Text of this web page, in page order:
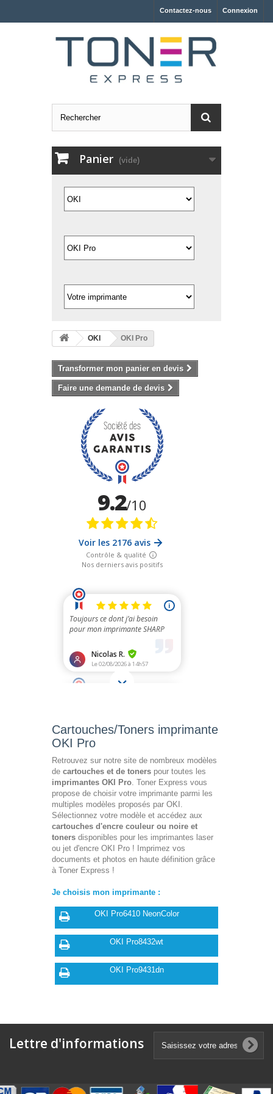
Connexion
Contactez-nous
Panier (vide)
OKI OKI Pro
Transformer mon panier en devis
Faire une demande de devis
Cartouches/Toners imprimante
OKI Pro
Retrouvez sur notre site de nombreux modèles
de cartouches et de toners pour toutes les
imprimantes OKI Pro. Toner Express vous
propose de choisir votre imprimante parmi les
multiples modèles proposés par OKI.
Sélectionnez votre modèle et accédez aux
cartouches d'encre couleur ou noire et
toners disponibles pour les imprimantes laser
ou jet d'encre OKI Pro ! Imprimez vos
documents et photos en haute définition grâce
à Toner Express !
Je choisis mon imprimante :
OKI Pro6410 NeonColor
OKI Pro8432wt
OKI Pro9431dn
Lettre d'informations